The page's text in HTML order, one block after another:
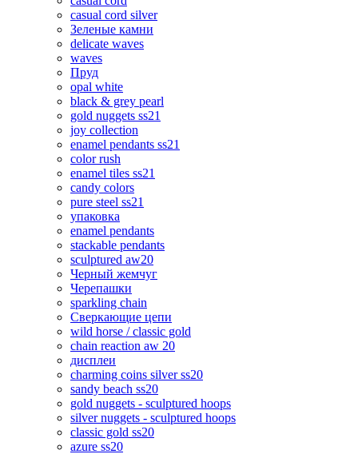
casual cord silver
Зеленые камни
delicate waves
waves
Пруд
opal white
black & grey pearl
gold nuggets ss21
joy collection
enamel pendants ss21
color rush
enamel tiles ss21
candy colors
pure steel ss21
упаковка
enamel pendants
stackable pendants
sculptured aw20
Черный жемчуг
Черепашки
sparkling chain
Сверкающие цепи
wild horse / classic gold
chain reaction aw 20
дисплеи
charming coins silver ss20
sandy beach ss20
gold nuggets - sculptured hoops
silver nuggets - sculptured hoops
classic gold ss20
azure ss20